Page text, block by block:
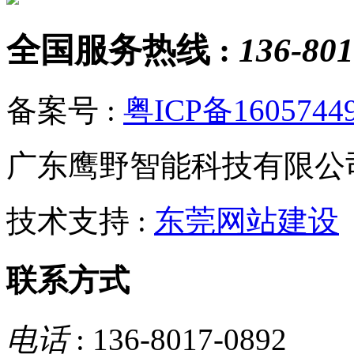
全国服务热线 : 136-
备案号 : 粤ICP备
广东鹰野智能科技有限
技术支持 : 东莞网站建设
联系方式
电话: 136-8017-0892